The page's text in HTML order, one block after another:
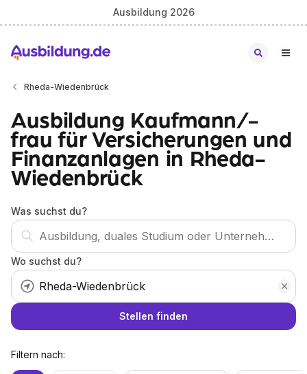
Ausbildung 2026
Rheda-Wiedenbrück
Ausbildung Kaufmann/-
frau für Versicherungen und
Finanzanlagen in Rheda-
Wiedenbrück
Was suchst du?
Wo suchst du?
Stellen finden
Filtern nach: